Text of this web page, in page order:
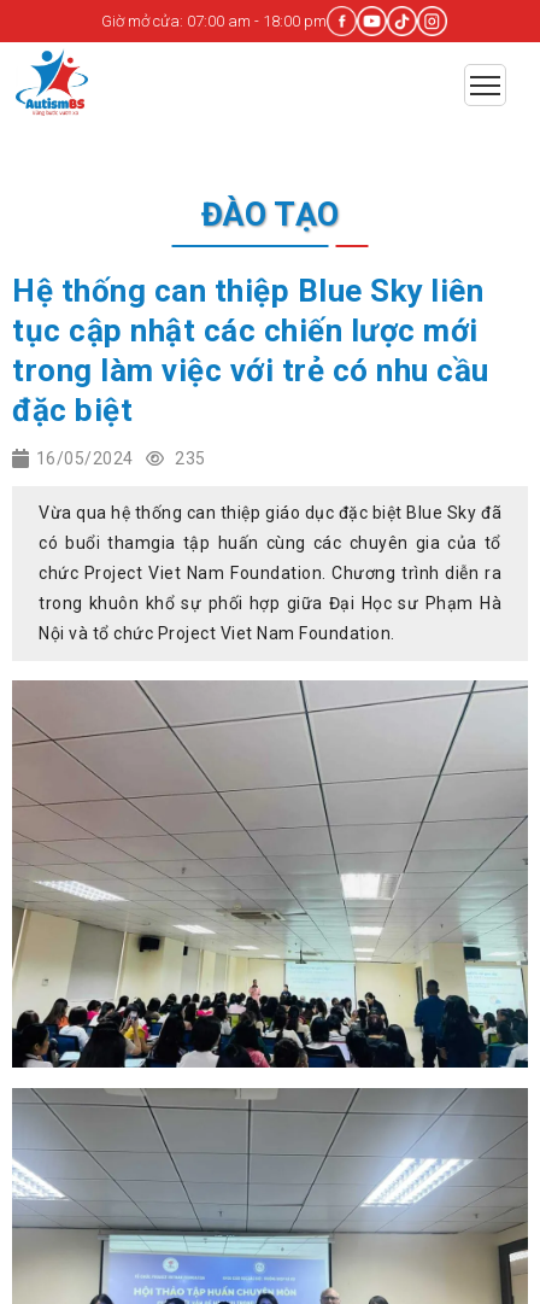
Giờ mở cửa: 07:00 am - 18:00 pm
ĐÀO TẠO
Hệ thống can thiệp Blue Sky liên
tục cập nhật các chiến lược mới
trong làm việc với trẻ có nhu cầu
đặc biệt
16/05/2024 235
Vừa qua hệ thống can thiệp giáo dục đặc biệt Blue Sky đã
có buổi thamgia tập huấn cùng các chuyên gia của tổ
chức Project Viet Nam Foundation. Chương trình diễn ra
trong khuôn khổ sự phối hợp giữa Đại Học sư Phạm Hà
Nội và tổ chức Project Viet Nam Foundation.